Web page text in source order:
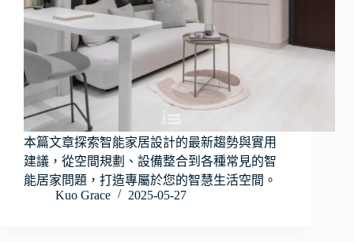
本篇文章探索智能家居設計的最新趨勢與實用
建議，從空間規劃、設備整合到各種常見的智
能居家問題，打造專屬於您的智慧生活空間。
Kuo Grace
2025-05-27